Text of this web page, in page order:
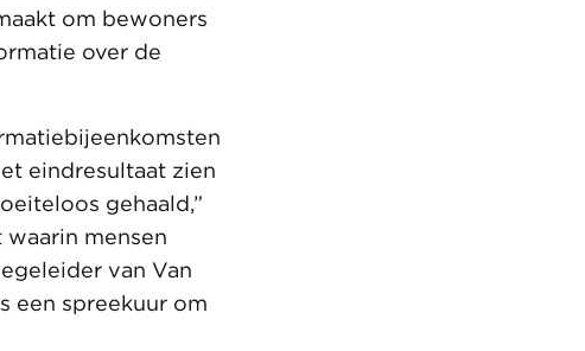
om bewoners
over de
eindresultaat zien
gehaald,”
mensen
van Van
een spreekuur om